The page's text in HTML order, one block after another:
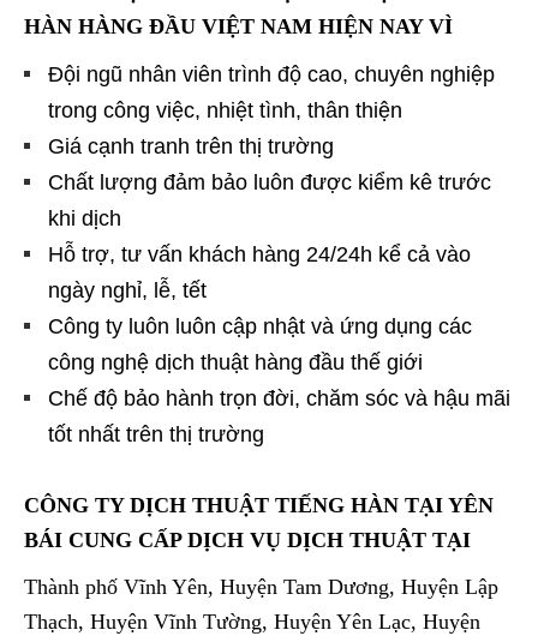
HÀN HÀNG ĐẦU VIỆT NAM HIỆN NAY VÌ
Đội ngũ nhân viên trình độ cao, chuyên nghiệp
trong công việc, nhiệt tình, thân thiện
Giá cạnh tranh trên thị trường
Chất lượng đảm bảo luôn được kiểm kê trước
khi dịch
Hỗ trợ, tư vấn khách hàng 24/24h kể cả vào
ngày nghỉ, lễ, tết
Công ty luôn luôn cập nhật và ứng dụng các
công nghệ dịch thuật hàng đầu thế giới
Chế độ bảo hành trọn đời, chăm sóc và hậu mãi
tốt nhất trên thị trường
CÔNG TY DỊCH THUẬT TIẾNG HÀN TẠI YÊN
BÁI CUNG CẤP DỊCH VỤ DỊCH THUẬT TẠI
Thành phố Vĩnh Yên, Huyện Tam Dương, Huyện Lập
Thạch, Huyện Vĩnh Tường, Huyện Yên Lạc, Huyện